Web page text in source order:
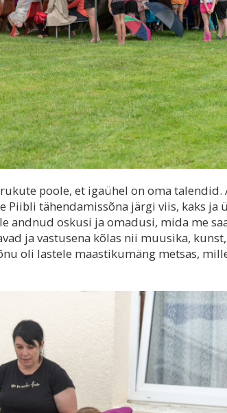
poole, et igaühel on oma talendid.
tähendamissõna järgi viis, kaks ja
andnud oskusi ja omadusi, mida me
ja vastusena kõlas nii muusika,
oli lastele maastikumäng metsas,